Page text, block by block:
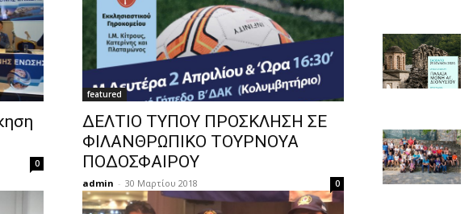
0
featured
ΔΕΛΤΙΟ ΤΥΠΟΥ ΠΡΟΣΚΛΗΣΗ ΣΕ
ΦΙΛΑΝΘΡΩΠΙΚΟ ΤΟΥΡΝΟΥΑ
ΠΟΔΟΣΦΑΙΡΟΥ
admin - 30 Μαρτίου 2018 0